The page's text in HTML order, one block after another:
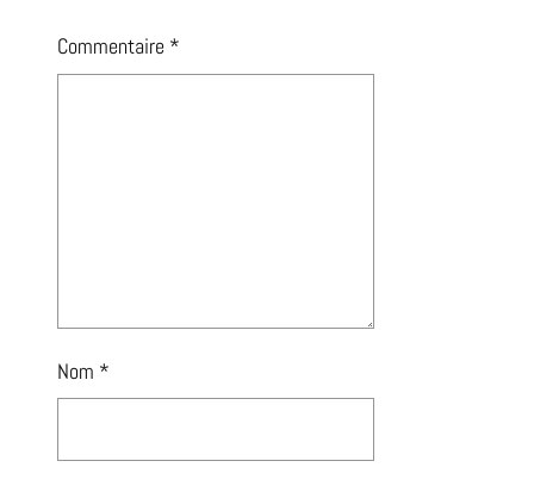
Commentaire *
Nom *